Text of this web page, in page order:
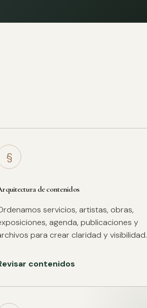
§
de contenidos
servicios, artistas, obras,
agenda, publicaciones y
para crear claridad y visibilidad.
contenidos